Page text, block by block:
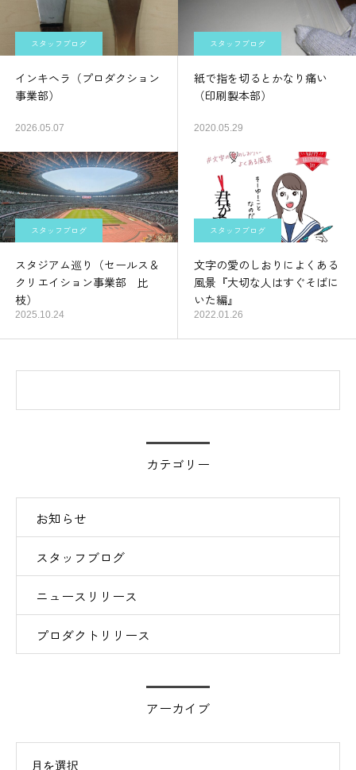
スタッフブログ
インキヘラ（プロダクション
事業部）
2026.05.07
スタッフブログ
紙で指を切るとかなり痛い
（印刷製本部）
2020.05.29
スタッフブログ
スタジアム巡り（セールス＆
クリエイション事業部 比
枝）
2025.10.24
スタッフブログ
文字の愛のしおりによくある
風景『大切な人はすぐそばに
いた編』
2022.01.26
カテゴリー
お知らせ
スタッフブログ
ニュースリリース
プロダクトリリース
アーカイブ
ブ